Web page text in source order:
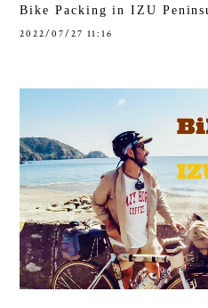
Bike Packing in IZU
2022/07/27 11:16